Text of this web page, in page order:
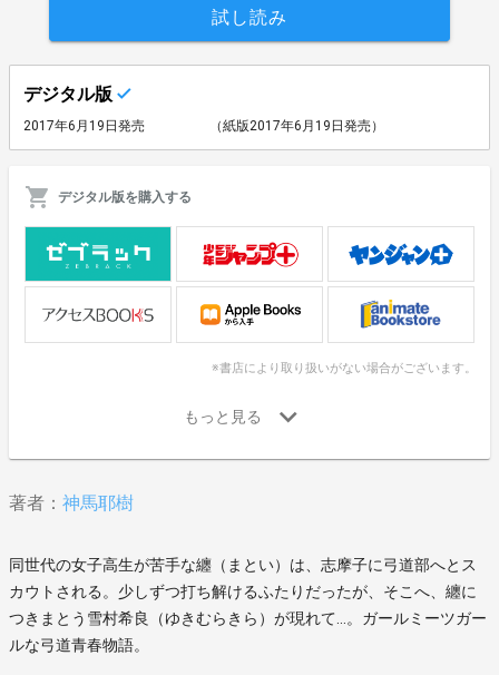
試し読み
デジタル版
2017年6月19日発売 （紙版2017年6月19日発売）
デジタル版を購入する
※書店により取り扱いがない場合がございます。
著者： 神馬耶樹
同世代の女子高生が苦手な纏（まとい）は、志摩子に弓道部へとス
カウトされる。少しずつ打ち解けるふたりだったが、そこへ、纏に
つきまとう雪村希良（ゆきむらきら）が現れて…。ガールミーツガー
ルな弓道青春物語。